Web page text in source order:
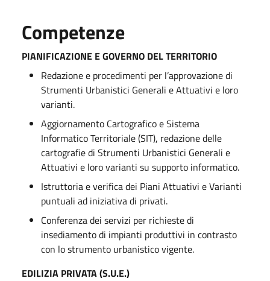
Competenze
PIANIFICAZIONE E GOVERNO DEL TERRITORIO
Redazione e procedimenti per l’approvazione di
Strumenti Urbanistici Generali e Attuativi e loro
varianti.
Aggiornamento Cartografico e Sistema
Informatico Territoriale (SIT), redazione delle
cartografie di Strumenti Urbanistici Generali e
Attuativi e loro varianti su supporto informatico.
Istruttoria e verifica dei Piani Attuativi e Varianti
puntuali ad iniziativa di privati.
Conferenza dei servizi per richieste di
insediamento di impianti produttivi in contrasto
con lo strumento urbanistico vigente.
EDILIZIA PRIVATA (S.U.E.)